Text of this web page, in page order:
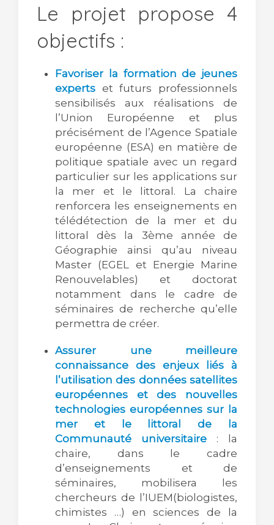
Le projet propose 4
objectifs :
Favoriser la formation de jeunes
experts et futurs professionnels
sensibilisés aux réalisations de
l’Union Européenne et plus
précisément de l’Agence Spatiale
européenne (ESA) en matière de
politique spatiale avec un regard
particulier sur les applications sur
la mer et le littoral. La chaire
renforcera les enseignements en
télédétection de la mer et du
littoral dès la 3ème année de
Géographie ainsi qu’au niveau
Master (EGEL et Energie Marine
Renouvelables) et doctorat
notamment dans le cadre de
séminaires de recherche qu’elle
permettra de créer.
Assurer une meilleure
connaissance des enjeux liés à
l’utilisation des données satellites
européennes et des nouvelles
technologies européennes sur la
mer et le littoral de la
Communauté universitaire : la
chaire, dans le cadre
d’enseignements et de
séminaires, mobilisera les
chercheurs de l’IUEM(biologistes,
chimistes …) en sciences de la